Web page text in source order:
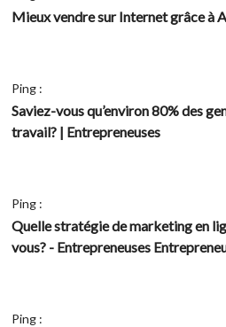
Mieux vendre sur Internet grâce à
Ping :
Saviez-vous qu’environ 80% des
travail? | Entrepreneuses
Ping :
Quelle stratégie de marketing en
vous? - Entrepreneuses
Ping :